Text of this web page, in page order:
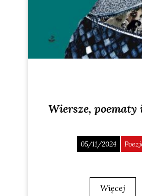
Wiersze, poematy
05/11/2024
Więcej